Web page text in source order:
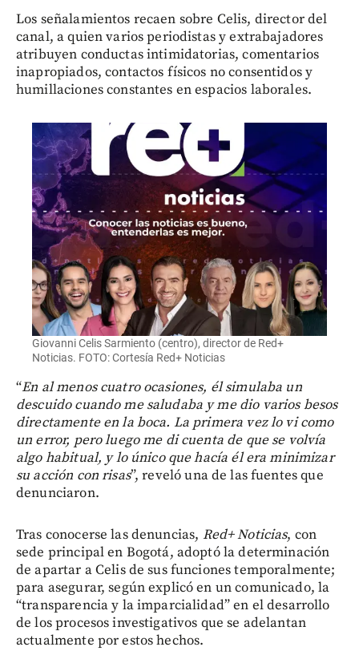
Los señalamientos recaen sobre Celis, director del
canal, a quien varios periodistas y extrabajadores
atribuyen conductas intimidatorias, comentarios
inapropiados, contactos físicos no consentidos y
humillaciones constantes en espacios laborales.
Giovanni Celis Sarmiento (centro), director de Red+
Noticias. FOTO: Cortesía Red+ Noticias
“En al menos cuatro ocasiones, él simulaba un
descuido cuando me saludaba y me dio varios besos
directamente en la boca. La primera vez lo vi como
un error, pero luego me di cuenta de que se volvía
algo habitual, y lo único que hacía él era minimizar
su acción con risas”, reveló una de las fuentes que
denunciaron.
Tras conocerse las denuncias, Red+ Noticias, con
sede principal en Bogotá, adoptó la determinación
de apartar a Celis de sus funciones temporalmente;
para asegurar, según explicó en un comunicado, la
“transparencia y la imparcialidad” en el desarrollo
de los procesos investigativos que se adelantan
actualmente por estos hechos.